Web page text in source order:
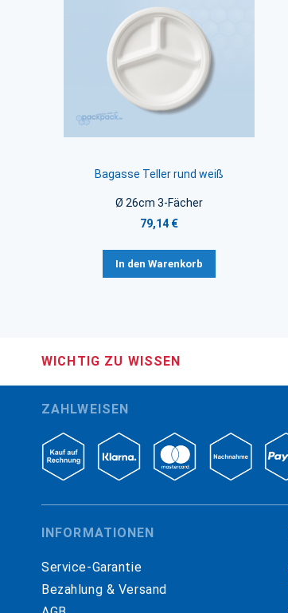
Bagasse Teller rund weiß
Ø 26cm 3-Fächer
79,14 €
In den Warenkorb
WICHTIG ZU WISSEN
ZAHLWEISEN
INFORMATIONEN
Service-Garantie
Bezahlung & Versand